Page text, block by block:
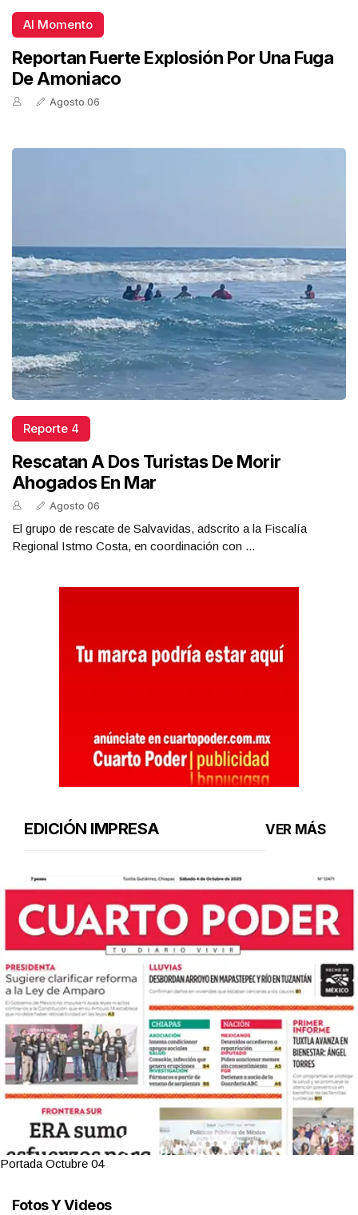
Al Momento
Reportan Fuerte Explosión Por Una Fuga
De Amoniaco
Agosto 06
Reporte 4
Rescatan A Dos Turistas De Morir
Ahogados En Mar
Agosto 06
El grupo de rescate de Salvavidas, adscrito a la Fiscalía
Regional Istmo Costa, en coordinación con ...
EDICIÓN IMPRESA VER MÁS
Portada Octubre 04
Fotos Y Videos